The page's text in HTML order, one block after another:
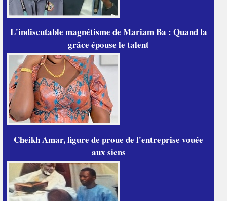
L'indiscutable magnétisme de Mariam Ba : Quand la
grâce épouse le talent
Cheikh Amar, figure de proue de l'entreprise vouée
aux siens